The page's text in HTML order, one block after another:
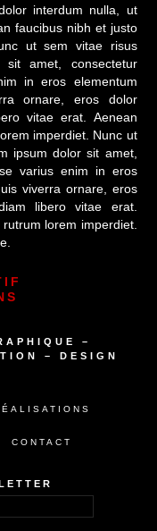
interdum nulla, ut
faucibus nibh et justo
ut sem vitae risus
sit amet, consectetur
in eros elementum
ornare, eros dolor
vitae erat. Aenean
imperdiet. Nunc ut
ipsum dolor sit amet,
varius enim in eros
viverra ornare, eros
libero vitae erat.
lorem imperdiet.
–
– DESIGN
CONTACT